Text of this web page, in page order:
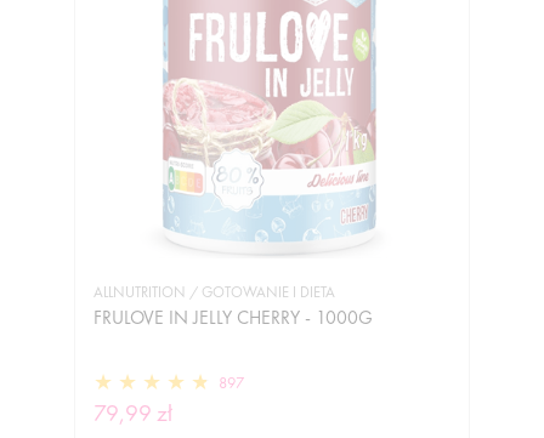
ALLNUTRITION / GOTOWANIE I DIETA
FRULOVE IN JELLY CHERRY - 1000G
897
79,99 zł